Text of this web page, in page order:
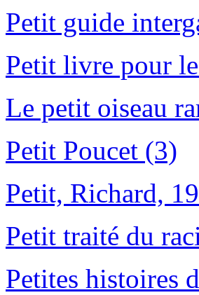
Petit guide
Petit livre pour
Le petit oiseau
Petit Poucet (3)
Petit, Richard,
Petit traité du
Petites histoires